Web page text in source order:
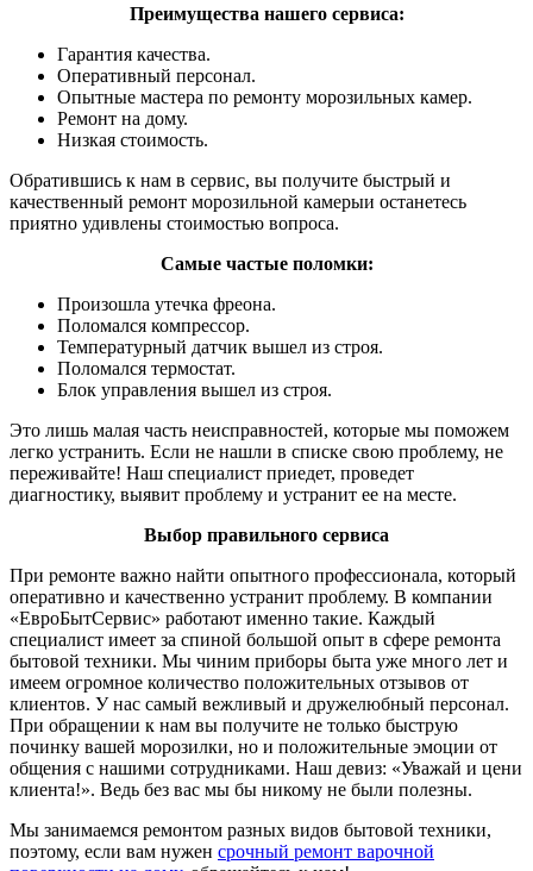
Преимущества нашего сервиса:
Гарантия качества.
Оперативный персонал.
Опытные мастера по ремонту морозильных камер.
Ремонт на дому.
Низкая стоимость.
Обратившись к нам в сервис, вы получите быстрый и
качественный ремонт морозильной камерыи останетесь
приятно удивлены стоимостью вопроса.
Самые частые поломки:
Произошла утечка фреона.
Поломался компрессор.
Температурный датчик вышел из строя.
Поломался термостат.
Блок управления вышел из строя.
Это лишь малая часть неисправностей, которые мы поможем
легко устранить. Если не нашли в списке свою проблему, не
переживайте! Наш специалист приедет, проведет
диагностику, выявит проблему и устранит ее на месте.
Выбор правильного сервиса
При ремонте важно найти опытного профессионала, который
оперативно и качественно устранит проблему. В компании
«ЕвроБытСервис» работают именно такие. Каждый
специалист имеет за спиной большой опыт в сфере ремонта
бытовой техники. Мы чиним приборы быта уже много лет и
имеем огромное количество положительных отзывов от
клиентов. У нас самый вежливый и дружелюбный персонал.
При обращении к нам вы получите не только быструю
починку вашей морозилки, но и положительные эмоции от
общения с нашими сотрудниками. Наш девиз: «Уважай и цени
клиента!». Ведь без вас мы бы никому не были полезны.
Мы занимаемся ремонтом разных видов бытовой техники,
поэтому, если вам нужен срочный ремонт варочной